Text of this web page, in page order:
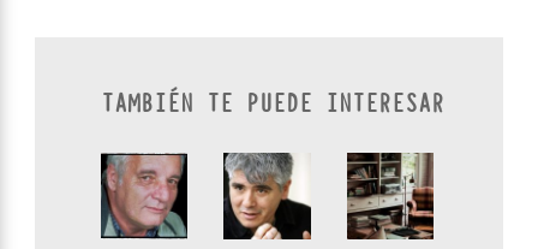
TAMBIÉN TE PUEDE INTERESAR